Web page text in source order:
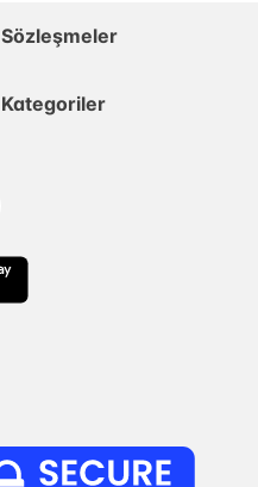
Sözleşmeler
Kategoriler